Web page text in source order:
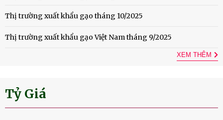
Thị trường xuất khẩu gạo tháng 10/2025
Thị trường xuất khẩu gạo Việt Nam tháng 9/2025
XEM THÊM
Tỷ Giá